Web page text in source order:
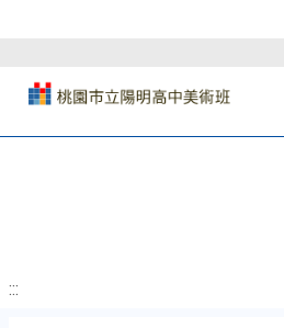
:::